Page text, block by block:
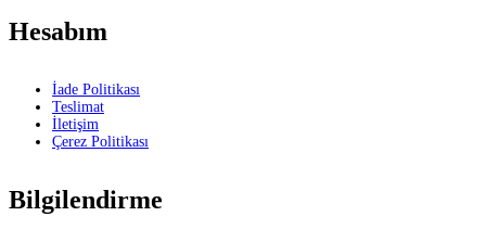
Hesabım
İade Politikası
Teslimat
İletişim
Çerez Politikası
Bilgilendirme